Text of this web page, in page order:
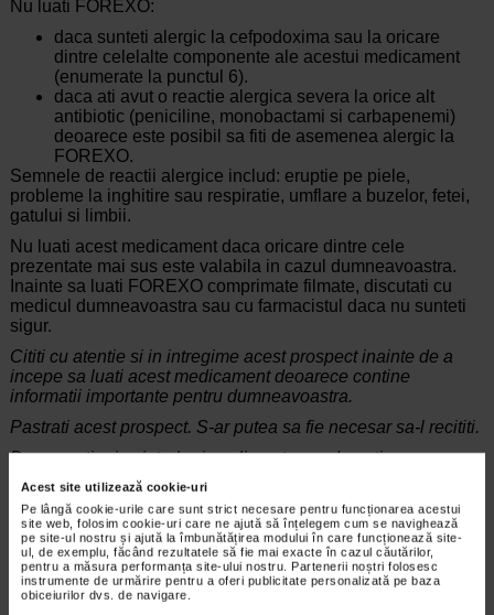
Acest site utilizează cookie-uri
Pe lângă cookie-urile care sunt strict necesare pentru funcționarea acestui
site web, folosim cookie-uri care ne ajută să înțelegem cum se navighează
pe site-ul nostru și ajută la îmbunătățirea modului în care funcționează site-
ul, de exemplu, făcând rezultatele să fie mai exacte în cazul căutărilor,
pentru a măsura performanța site-ului nostru. Partenerii noștri folosesc
instrumente de urmărire pentru a oferi publicitate personalizată pe baza
obiceiurilor dvs. de navigare.
Nu luati FOREXO:
daca sunteti alergic la cefpodoxima sau la oricare
dintre celelalte componente ale acestui medicament
(enumerate la punctul 6).
daca ati avut o reactie alergica severa la orice alt
antibiotic (peniciline, monobactami si carbapenemi)
deoarece este posibil sa fiti de asemenea alergic la
FOREXO.
Semnele de reactii alergice includ: eruptie pe piele,
probleme la inghitire sau respiratie, umflare a buzelor, fetei,
gatului si limbii.
Nu luati acest medicament daca oricare dintre cele
prezentate mai sus este valabila in cazul dumneavoastra.
Inainte sa luati FOREXO comprimate filmate, discutati cu
medicul dumneavoastra sau cu farmacistul daca nu sunteti
sigur.
Cititi cu atentie si in intregime acest prospect inainte de a
incepe sa luati acest medicament deoarece contine
informatii importante pentru dumneavoastra.
Pastrati acest prospect. S-ar putea sa fie necesar sa-l recititi.
Daca aveti orice intrebari suplimentare, adresati-va
medicului dumneavoastra sau farmacistului